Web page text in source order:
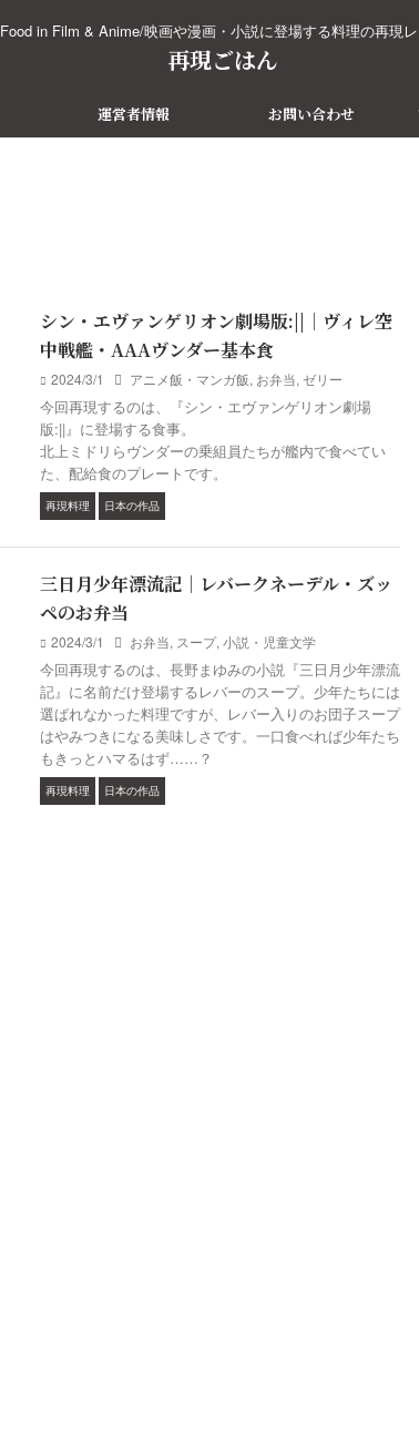
Food in Film & Anime/映画や漫画・小説に登場する料理の再現
再現ごはん
運営者情報 お問い合わせ
シン・エヴァンゲリオン劇場版:||｜ヴィレ空
中戦艦・AAAヴンダー基本食
2024/3/1 アニメ飯・マンガ飯, お弁当, ゼリー
今回再現するのは、『シン・エヴァンゲリオン劇場
版:||』に登場する食事。
北上ミドリらヴンダーの乗組員たちが艦内で食べてい
た、配給食のプレートです。
再現料理 日本の作品
三日月少年漂流記｜レバークネーデル・ズッ
ペのお弁当
2024/3/1 お弁当, スープ, 小説・児童文学
今回再現するのは、長野まゆみの小説『三日月少年漂流
記』に名前だけ登場するレバーのスープ。少年たちには
選ばれなかった料理ですが、レバー入りのお団子スープ
はやみつきになる美味しさです。一口食べれば少年たち
もきっとハマるはず……？
再現料理 日本の作品